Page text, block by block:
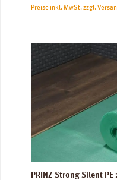
Preise inkl. MwSt. zzgl.
PRINZ Strong Silent